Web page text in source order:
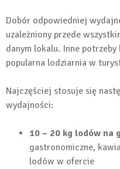
Dobór odpowiedniej
uzależniony przede
danym lokalu. Inne potrzeby
popularna lodziarnia w
Najczęściej stosuje się
wydajności:
10 – 20 kg lodów na
gastronomiczne,
lodów w ofercie